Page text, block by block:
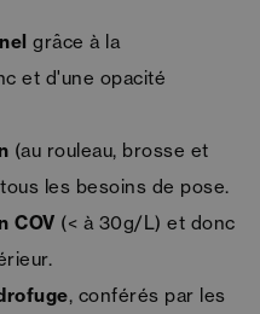
grâce à la
et d'une opacité
(au rouleau, brosse et
les besoins de pose.
COV (< à 30g/L) et donc
, conférés par les